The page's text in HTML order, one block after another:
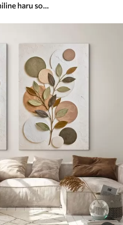
Roheliste lehtedega botaaniline haru soojal taustal